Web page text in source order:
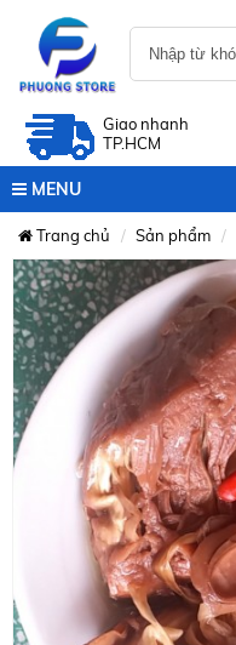
Giao nhanh
TP.HCM
MENU
Trang chủ Sản phẩm